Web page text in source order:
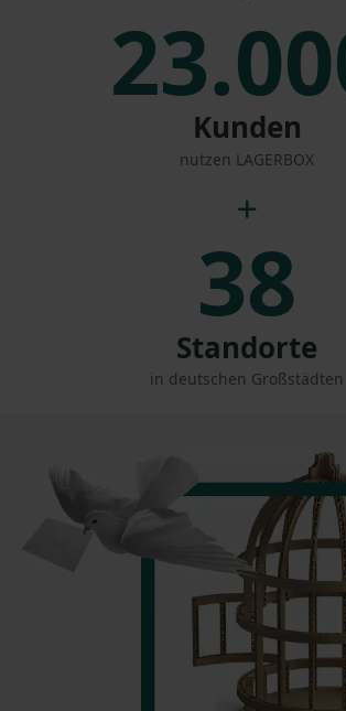
Kunden
nutzen LAGERBOX
38
Standorte
in deutschen Großstädten